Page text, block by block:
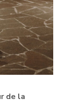
de la